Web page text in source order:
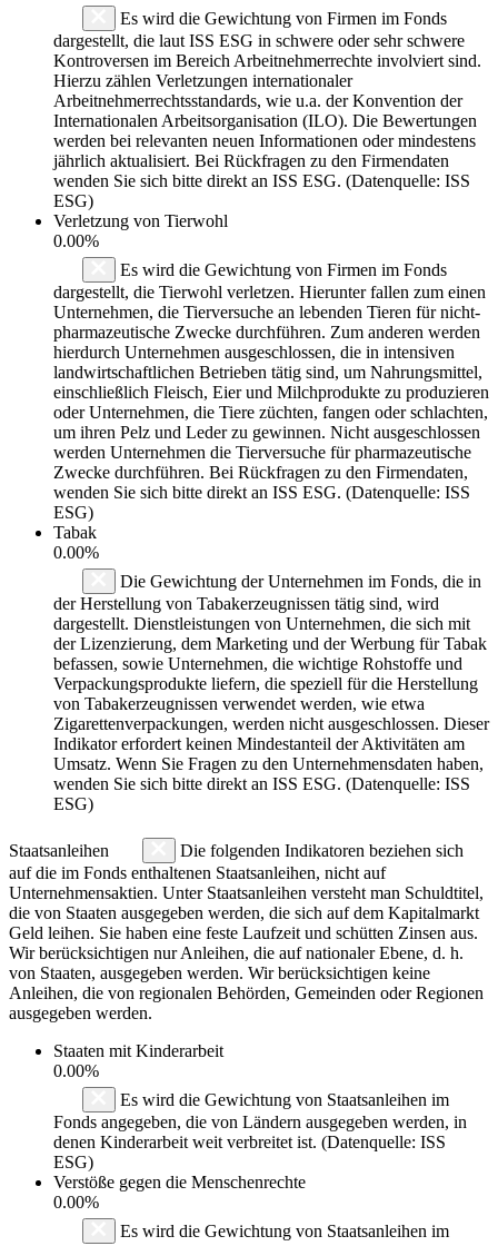
Es wird die Gewichtung von Firmen im Fonds
dargestellt, die laut ISS ESG in schwere oder sehr schwere
Kontroversen im Bereich Arbeitnehmerrechte involviert sind.
Hierzu zählen Verletzungen internationaler
Arbeitnehmerrechtsstandards, wie u.a. der Konvention der
Internationalen Arbeitsorganisation (ILO). Die Bewertungen
werden bei relevanten neuen Informationen oder mindestens
jährlich aktualisiert. Bei Rückfragen zu den Firmendaten
wenden Sie sich bitte direkt an ISS ESG. (Datenquelle: ISS
ESG)
Verletzung von Tierwohl
0.00%
Es wird die Gewichtung von Firmen im Fonds
dargestellt, die Tierwohl verletzen. Hierunter fallen zum einen
Unternehmen, die Tierversuche an lebenden Tieren für nicht-
pharmazeutische Zwecke durchführen. Zum anderen werden
hierdurch Unternehmen ausgeschlossen, die in intensiven
landwirtschaftlichen Betrieben tätig sind, um Nahrungsmittel,
einschließlich Fleisch, Eier und Milchprodukte zu produzieren
oder Unternehmen, die Tiere züchten, fangen oder schlachten,
um ihren Pelz und Leder zu gewinnen. Nicht ausgeschlossen
werden Unternehmen die Tierversuche für pharmazeutische
Zwecke durchführen. Bei Rückfragen zu den Firmendaten,
wenden Sie sich bitte direkt an ISS ESG. (Datenquelle: ISS
ESG)
Tabak
0.00%
Die Gewichtung der Unternehmen im Fonds, die in
der Herstellung von Tabakerzeugnissen tätig sind, wird
dargestellt. Dienstleistungen von Unternehmen, die sich mit
der Lizenzierung, dem Marketing und der Werbung für Tabak
befassen, sowie Unternehmen, die wichtige Rohstoffe und
Verpackungsprodukte liefern, die speziell für die Herstellung
von Tabakerzeugnissen verwendet werden, wie etwa
Zigarettenverpackungen, werden nicht ausgeschlossen. Dieser
Indikator erfordert keinen Mindestanteil der Aktivitäten am
Umsatz. Wenn Sie Fragen zu den Unternehmensdaten haben,
wenden Sie sich bitte direkt an ISS ESG. (Datenquelle: ISS
ESG)
Staatsanleihen
Die folgenden Indikatoren beziehen sich
auf die im Fonds enthaltenen Staatsanleihen, nicht auf
Unternehmensaktien. Unter Staatsanleihen versteht man Schuldtitel,
die von Staaten ausgegeben werden, die sich auf dem Kapitalmarkt
Geld leihen. Sie haben eine feste Laufzeit und schütten Zinsen aus.
Wir berücksichtigen nur Anleihen, die auf nationaler Ebene, d. h.
von Staaten, ausgegeben werden. Wir berücksichtigen keine
Anleihen, die von regionalen Behörden, Gemeinden oder Regionen
ausgegeben werden.
Staaten mit Kinderarbeit
0.00%
Es wird die Gewichtung von Staatsanleihen im
Fonds angegeben, die von Ländern ausgegeben werden, in
denen Kinderarbeit weit verbreitet ist. (Datenquelle: ISS
ESG)
Verstöße gegen die Menschenrechte
0.00%
Es wird die Gewichtung von Staatsanleihen im